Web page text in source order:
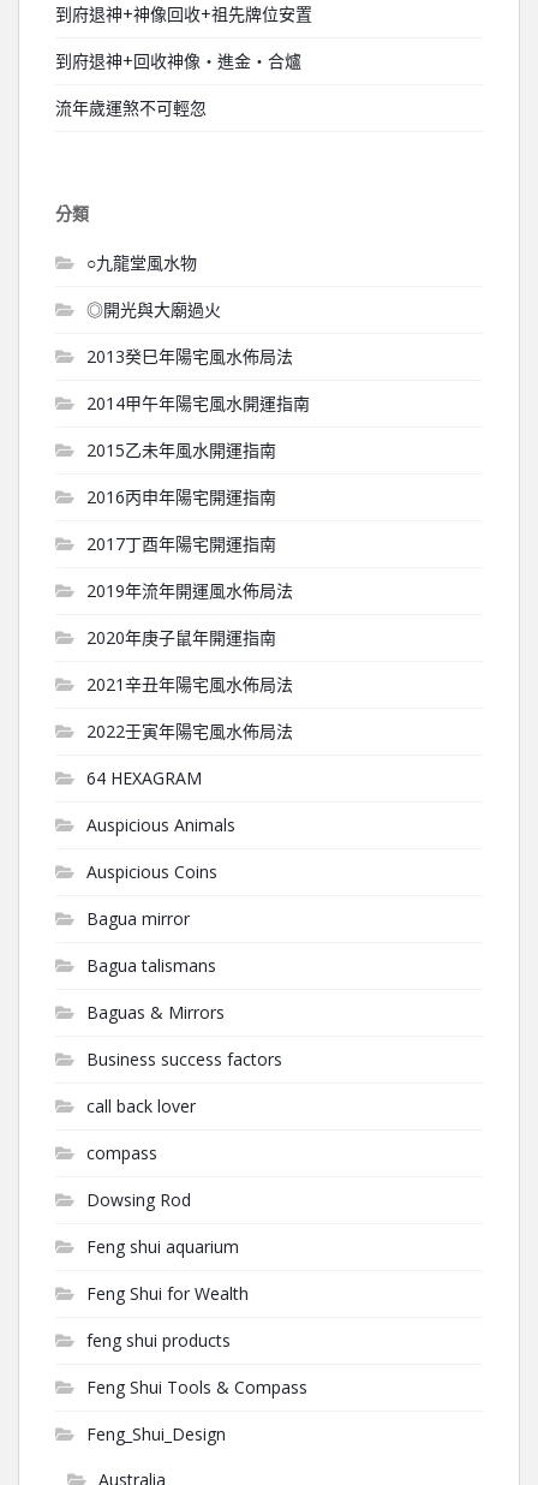
到府退神+神像回收+祖先牌位安置
到府退神+回收神像‧進金‧合爐
流年歲運煞不可輕忽
分類
○九龍堂風水物
◎開光與大廟過火
2013癸巳年陽宅風水佈局法
2014甲午年陽宅風水開運指南
2015乙未年風水開運指南
2016丙申年陽宅開運指南
2017丁酉年陽宅開運指南
2019年流年開運風水佈局法
2020年庚子鼠年開運指南
2021辛丑年陽宅風水佈局法
2022壬寅年陽宅風水佈局法
64 HEXAGRAM
Auspicious Animals
Auspicious Coins
Bagua mirror
Bagua talismans
Baguas & Mirrors
Business success factors
call back lover
compass
Dowsing Rod
Feng shui aquarium
Feng Shui for Wealth
feng shui products
Feng Shui Tools & Compass
Feng_Shui_Design
Australia